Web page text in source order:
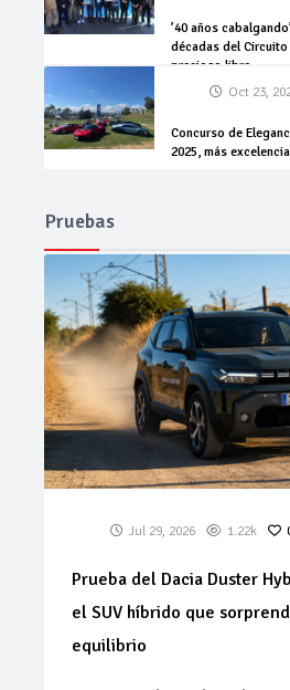
’40 años
décadas del Circuito
precioso libro
Oct 23,
Concurso de
2025, más
Pruebas
Jul 29, 2026 1.22k
Prueba del Dacia Duster
el SUV híbrido que
equilibrio